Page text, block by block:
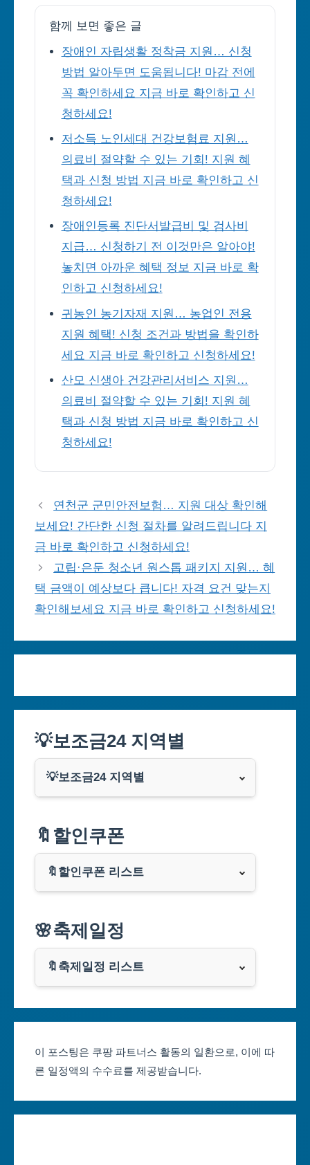
함께 보면 좋은 글
장애인 자립생활 정착금 지원… 신청
방법 알아두면 도움됩니다! 마감 전에
꼭 확인하세요 지금 바로 확인하고 신
청하세요!
저소득 노인세대 건강보험료 지원…
의료비 절약할 수 있는 기회! 지원 혜
택과 신청 방법 지금 바로 확인하고 신
청하세요!
장애인등록 진단서발급비 및 검사비
지급… 신청하기 전 이것만은 알아야!
놓치면 아까운 혜택 정보 지금 바로 확
인하고 신청하세요!
귀농인 농기자재 지원… 농업인 전용
지원 혜택! 신청 조건과 방법을 확인하
세요 지금 바로 확인하고 신청하세요!
산모 신생아 건강관리서비스 지원…
의료비 절약할 수 있는 기회! 지원 혜
택과 신청 방법 지금 바로 확인하고 신
청하세요!
연천군 군민안전보험… 지원 대상 확인해
보세요! 간단한 신청 절차를 알려드립니다 지
금 바로 확인하고 신청하세요!
고립·은둔 청소년 원스톱 패키지 지원… 혜
택 금액이 예상보다 큽니다! 자격 요건 맞는지
확인해보세요 지금 바로 확인하고 신청하세요!
💡보조금24 지역별
💡보조금24 지역별
부산광역시
대구광역시
인천광역시
광주광역시
대전광역시
🔖할인쿠폰
🔖할인쿠폰 리스트
쿠팡
클룩
🌸축제일정
🔖축제일정 리스트
대구축제 일정
인천축제 일정
이 포스팅은 쿠팡 파트너스 활동의 일환으로, 이에 따
른 일정액의 수수료를 제공받습니다.